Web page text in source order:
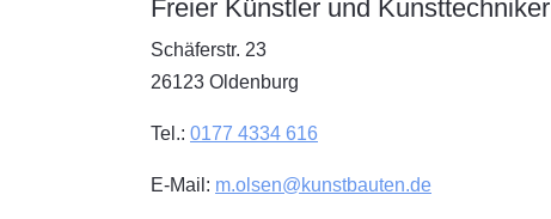
Freier Künstler und Kunsttechniker
Schäferstr. 23
26123 Oldenburg
Tel.: 0177 4334 616
E-Mail: m.olsen@kunstbauten.de